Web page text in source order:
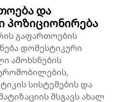
და
პოზიციონირება
გაფართოების
დომესტიკური
ამოხსნების
სისტემების და
მსგავს ახალ